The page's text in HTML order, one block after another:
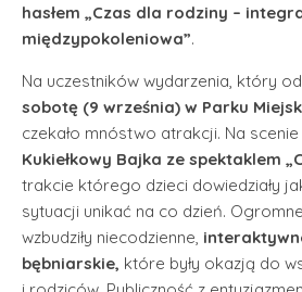
hasłem „Czas dla rodziny –
międzypokoleniowa”.
Na uczestników wydarzenia, który
sobotę (9 września) w Parku
czekało mnóstwo atrakcji. Na scenie
Kukiełkowy Bajka ze spektaklem
trakcie którego dzieci dowiedziały
sytuacji unikać na co dzień.
wzbudziły niecodzienne,
bębniarskie, które były okazją do